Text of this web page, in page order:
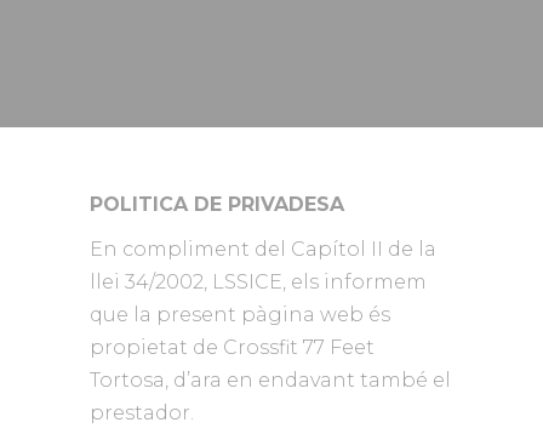
POLITICA DE PRIVADESA
En compliment del Capítol II de la
llei 34/2002, LSSICE, els informem
que la present pàgina web és
propietat de Crossfit 77 Feet
Tortosa, d’ara en endavant també el
prestador.